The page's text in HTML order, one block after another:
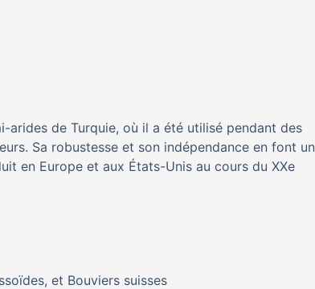
arides de Turquie, où il a été utilisé pendant des
Sa robustesse et son indépendance en font un
en Europe et aux États-Unis au cours du XXe
et Bouviers suisses